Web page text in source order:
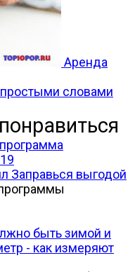
Аренда
простыми словами
Заправься выгодой